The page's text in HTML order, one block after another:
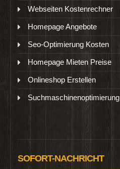
Webseiten Kostenrechner
Homepage Angebote
Seo-Optimierung Kosten
Homepage Mieten Preise
Onlineshop Erstellen
Suchmaschinenoptimierung
SOFORT-NACHRICHT